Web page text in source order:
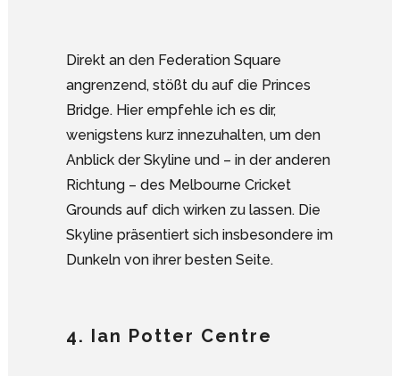
Direkt an den Federation Square
angrenzend, stößt du auf die Princes
Bridge. Hier empfehle ich es dir,
wenigstens kurz innezuhalten, um den
Anblick der Skyline und – in der anderen
Richtung – des Melbourne Cricket
Grounds auf dich wirken zu lassen. Die
Skyline präsentiert sich insbesondere im
Dunkeln von ihrer besten Seite.
4. Ian Potter Centre